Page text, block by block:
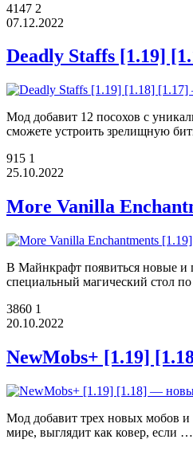
4147 2
07.12.2022
Deadly Staffs [1.19]
Мод добавит 12 посохов с
сможете устроить зрелищную
915 1
25.10.2022
More Vanilla
В Майнкрафт появиться новые и
специальный магический стол
3860 1
20.10.2022
NewMobs+ [1.19]
Мод добавит трех новых мобов
мире, выглядит как ковер, если …